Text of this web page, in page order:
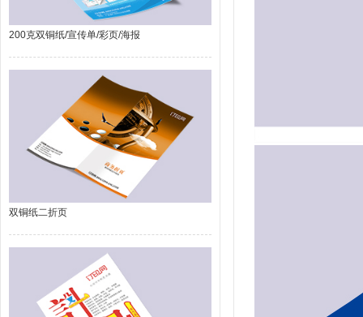
200克双铜纸/宣传单/彩页/海报
双铜纸二折页